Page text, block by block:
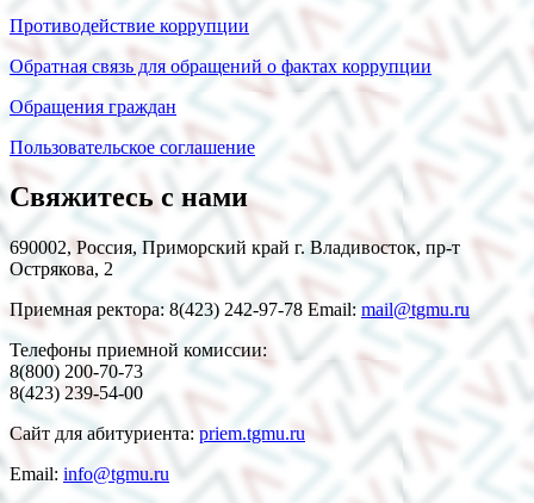
Противодействие коррупции
Обратная связь для обращений о фактах коррупции
Обращения граждан
Пользовательское соглашение
Свяжитесь с нами
690002, Россия, Приморский край г. Владивосток, пр-т
Острякова, 2
Приемная ректора: 8(423) 242-97-78 Email: mail@tgmu.ru
Телефоны приемной комиссии:
8(800) 200-70-73
8(423) 239-54-00
Сайт для абитуриента: priem.tgmu.ru
Email: info@tgmu.ru